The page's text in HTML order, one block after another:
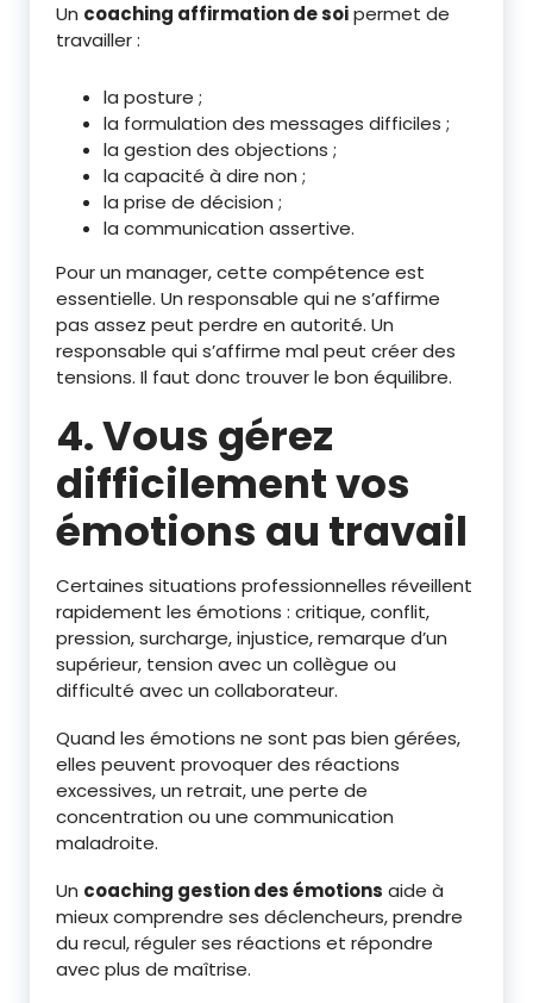
Un coaching affirmation de soipermet de
travailler :
la posture ;
la formulation des messages difficiles ;
la gestion des objections ;
la capacité à dire non ;
la prise de décision ;
la communication assertive.
Pour un manager, cette compétence est
essentielle. Un responsable qui ne s’affirme
pas assez peut perdre en autorité. Un
responsable qui s’affirme mal peut créer des
tensions. Il faut donc trouver le bon équilibre.
4. Vous gérez
difficilement vos
émotions au travail
Certaines situations professionnelles réveillent
rapidement les émotions : critique, conflit,
pression, surcharge, injustice, remarque d’un
supérieur, tension avec un collègue ou
difficulté avec un collaborateur.
Quand les émotions ne sont pas bien gérées,
elles peuvent provoquer des réactions
excessives, un retrait, une perte de
concentration ou une communication
maladroite.
Un coaching gestion des émotions aide à
mieux comprendre ses déclencheurs, prendre
du recul, réguler ses réactions et répondre
avec plus de maîtrise.